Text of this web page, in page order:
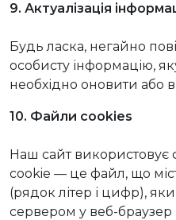
9. Актуалізація
Будь ласка, негайно
особисту інформацію,
необхідно оновити або
10. Файли cookies
Наш сайт
cookie — це файл, що
(рядок літер і цифр),
сервером у веб-браузер